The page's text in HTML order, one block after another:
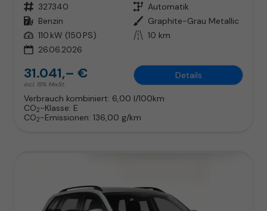
Fahrzeugnr. 327340 Getriebe Automatik
Kraftstoff Benzin Außenfarbe Graphite-Grau Metallic
Leistung 110 kW (150 PS) Kilometerstand 10 km
26.06.2026
31.041,– €
incl. 19% MwSt.
Details
Verbrauch kombiniert: 6,00 l/100km
CO2-Klasse: E
CO2-Emissionen: 136,00 g/km